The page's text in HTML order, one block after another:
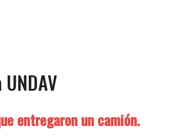
entregaron un camión.